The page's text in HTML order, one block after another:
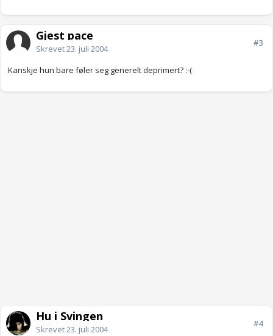
Gjest pace
Skrevet23. juli 2004
#3
Kanskje hun bare føler seg generelt deprimert? :-(
Hu i Svingen
Skrevet23. juli 2004
#4